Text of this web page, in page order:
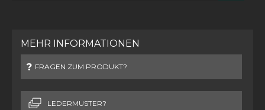
MEHR INFORMATIONEN
FRAGEN ZUM PRODUKT?
LEDERMUSTER?